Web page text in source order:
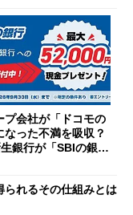
プ会社が「ドコモの
なった不満を吸収？
銀行が「SBIの銀
られるその仕組みとは